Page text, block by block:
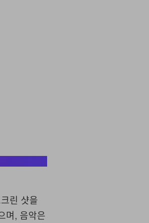
린 샷을
며, 음악은